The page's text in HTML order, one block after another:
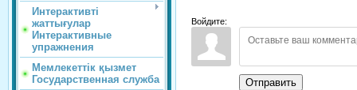
Интерактивті
жаттығулар
Интерактивные
упражнения
Мемлекеттік қызмет
Государственная служба
Войдите:
Отправить